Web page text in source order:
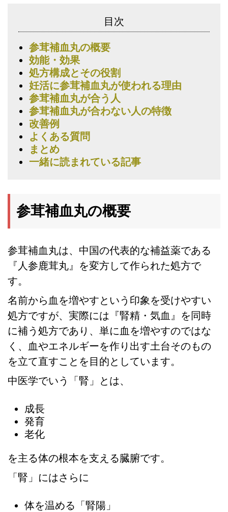
目次
参茸補血丸の概要
効能・効果
処方構成とその役割
妊活に参茸補血丸が使われる理由
参茸補血丸が合う人
参茸補血丸が合わない人の特徴
改善例
よくある質問
まとめ
一緒に読まれている記事
参茸補血丸の概要
参茸補血丸は、中国の代表的な補益薬である
『人参鹿茸丸』を変方して作られた処方で
す。
名前から血を増やすという印象を受けやすい
処方ですが、実際には『腎精・気血』を同時
に補う処方であり、単に血を増やすのではな
く、血やエネルギーを作り出す土台そのもの
を立て直すことを目的としています。
中医学でいう「腎」とは、
成長
発育
老化
を主る体の根本を支える臓腑です。
「腎」にはさらに
体を温める「腎陽」